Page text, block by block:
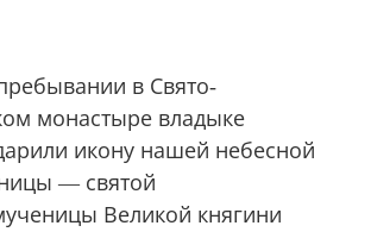
в Свято-
монастыре владыке
икону нашей небесной
— святой
Великой княгини